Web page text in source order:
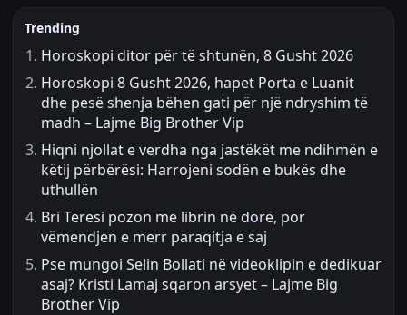
Trending
Horoskopi ditor për të shtunën, 8 Gusht 2026
Horoskopi 8 Gusht 2026, hapet Porta e Luanit
dhe pesë shenja bëhen gati për një ndryshim të
madh – Lajme Big Brother Vip
Hiqni njollat e verdha nga jastëkët me ndihmën e
këtij përbërësi: Harrojeni sodën e bukës dhe
uthullën
Bri Teresi pozon me librin në dorë, por
vëmendjen e merr paraqitja e saj
Pse mungoi Selin Bollati në videoklipin e dedikuar
asaj? Kristi Lamaj sqaron arsyet – Lajme Big
Brother Vip